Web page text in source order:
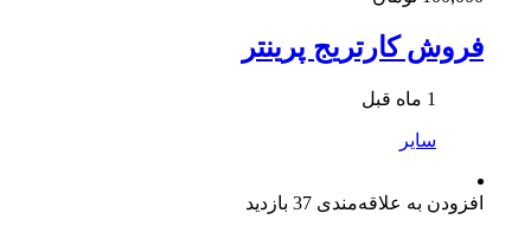
فروش کارتریج پرینتر
1 ماه قبل
سایر
افزودن به علاقه‌مندی 37 بازدید